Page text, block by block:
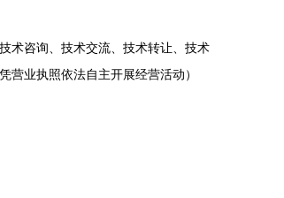
术咨询、技术交流、技术转让、技术
营业执照依法自主开展经营活动）